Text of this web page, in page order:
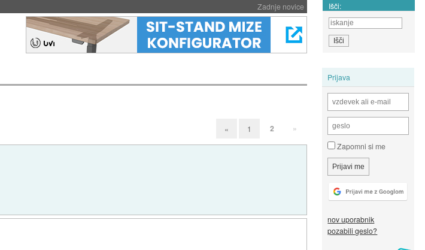
Zadnje novice Išči:
Prijava
Zapomni si me
nov uporabnik
pozabili geslo?
« 1 2 »